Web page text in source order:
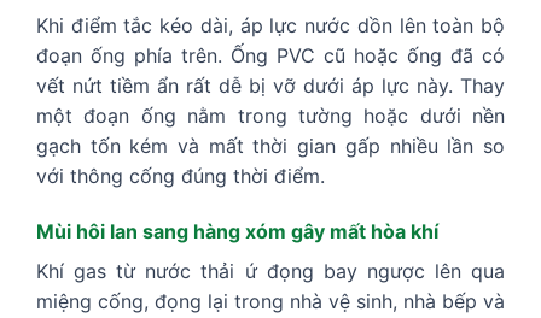
Khi điểm tắc kéo dài, áp lực nước dồn lên toàn bộ
đoạn ống phía trên. Ống PVC cũ hoặc ống đã có
vết nứt tiềm ẩn rất dễ bị vỡ dưới áp lực này. Thay
một đoạn ống nằm trong tường hoặc dưới nền
gạch tốn kém và mất thời gian gấp nhiều lần so
với thông cống đúng thời điểm.
Mùi hôi lan sang hàng xóm gây mất hòa khí
Khí gas từ nước thải ứ đọng bay ngược lên qua
miệng cống, đọng lại trong nhà vệ sinh, nhà bếp và